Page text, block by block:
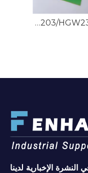
G-11/EPGC203/HGW2372.4 صفائح زجاج الإيبوكسي
الإخبارية لدينا